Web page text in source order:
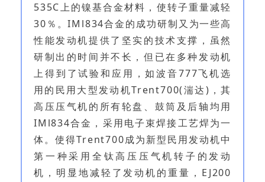
535C上的镍基合金材料，使转子重量减轻
30％。IMl834合金的成功研制又为一些高
性能发动机提供了坚实的技术支撑，虽然
研制出的时间并不长，但已在多种发动机
上得到了试验和应用，如波音777飞机选
用的民用大型发动机Trent700(湍达)，其
高压压气机的所有轮盘、鼓筒及后轴均用
IMl834合金，采用电子束焊接工艺焊为一
体。使得Trent700成为新型民用发动机中
第一种采用全钛高压压气机转子的发动
机，明显地减轻了发动机的重量，EJ200